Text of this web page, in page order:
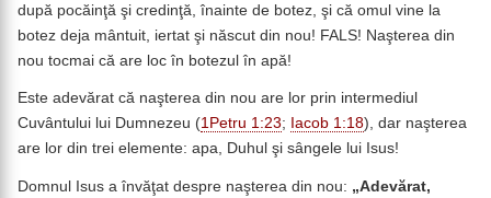
după pocăinţă şi credinţă, înainte de botez, şi că omul vine la
botez deja mântuit, iertat şi născut din nou! FALS! Naşterea din
nou tocmai că are loc în botezul în apă!
Este adevărat că naşterea din nou are lor prin intermediul
Cuvântului lui Dumnezeu (1Petru 1:23; Iacob 1:18), dar naşterea
are lor din trei elemente: apa, Duhul şi sângele lui Isus!
Domnul Isus a învăţat despre naşterea din nou: „Adevărat,